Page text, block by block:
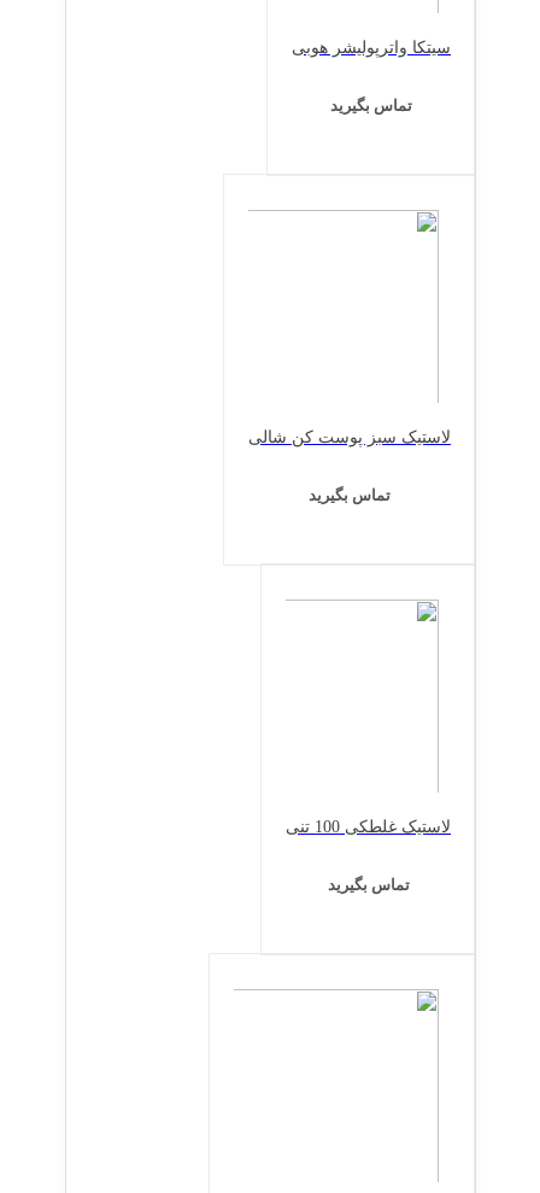
سیتکا واترپولیشر هوبی
تماس بگیرید
لاستیک سبز پوست کن شالی
تماس بگیرید
لاستیک غلطکی 100 تنی
تماس بگیرید